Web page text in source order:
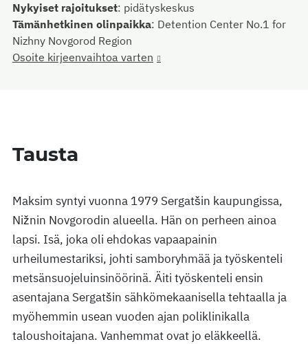
Nykyiset rajoitukset: pidätyskeskus
Tämänhetkinen olinpaikka: Detention Center No.1 for
Nizhny Novgorod Region
Osoite kirjeenvaihtoa varten
Tausta
Maksim syntyi vuonna 1979 Sergatšin kaupungissa,
Nižnin Novgorodin alueella. Hän on perheen ainoa
lapsi. Isä, joka oli ehdokas vapaapainin
urheilumestariksi, johti samboryhmää ja työskenteli
metsänsuojeluinsinöörinä. Äiti työskenteli ensin
asentajana Sergatšin sähkömekaanisella tehtaalla ja
myöhemmin usean vuoden ajan poliklinikalla
taloushoitajana. Vanhemmat ovat jo eläkkeellä.